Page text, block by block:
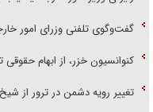
گفت‌وگوی تلفنی وزرای امور
کنوانسیون خزر، از ابهام حقوقی
تغییر رویه دشمن در ترور از